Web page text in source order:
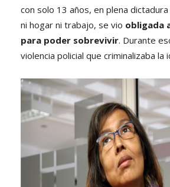
con solo 13 años, en plena
ni hogar ni trabajo, se vio obligada
para poder sobrevivir. Durante
violencia policial que criminalizaba